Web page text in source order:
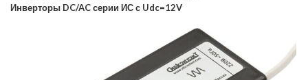
Инверторы DC/AC серии ИС с Udc=12V